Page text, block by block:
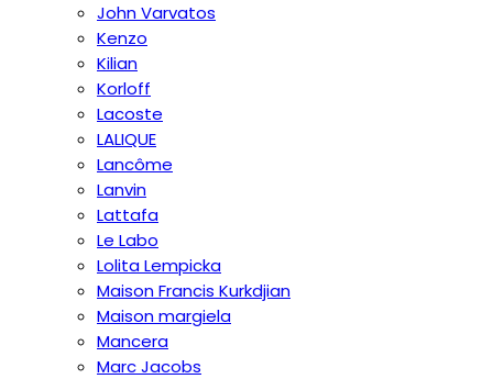
John Varvatos
Kenzo
Kilian
Korloff
Lacoste
LALIQUE
Lancôme
Lanvin
Lattafa
Le Labo
Lolita Lempicka
Maison Francis Kurkdjian
Maison margiela
Mancera
Marc Jacobs